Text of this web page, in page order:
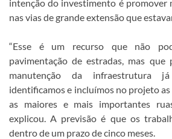
intenção do investimento é promover
nas vias de grande extensão que
“Esse é um recurso que não
pavimentação de estradas, mas que
manutenção da infraestrutura
identificamos e incluímos no projeto
as maiores e mais importantes
explicou. A previsão é que os
dentro de um prazo de cinco meses.